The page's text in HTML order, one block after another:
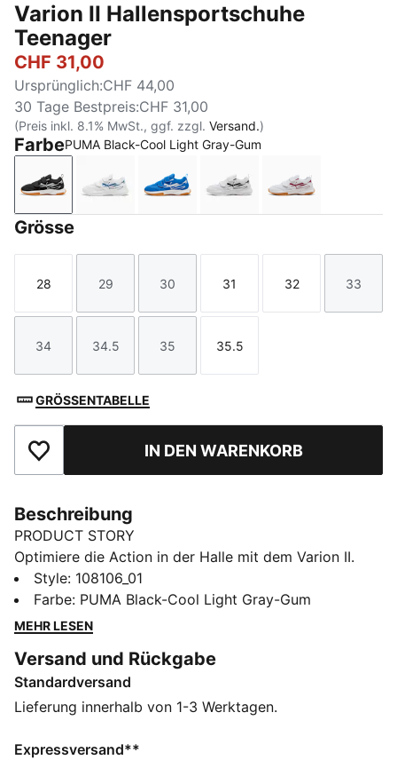
Varion II Hallensportschuhe
Teenager
CHF 31,00
Ursprünglich:CHF 44,00
30 Tage Bestpreis:CHF 31,00
(Preis inkl. 8.1% MwSt., ggf. zzgl. Versand.)
FarbePUMA Black-Cool Light Gray-Gum
PUMA Black-Cool Light Gray-Gum
PUMA White-Blue Horizon
PUMA Team Royal-PUMA White-
PUMA White-PUMA
PUMA White-
Grösse
Größe
28
Größe
29
Größe
30
Größe
31
Größe
32
Größe
33
Größe
34
Größe
34.5
Größe
35
Größe
35.5
GRÖSSENTABELLE
Zu Favoriten hinzufügenIN DEN WARENKORB
Beschreibung
PRODUCT STORY
Optimiere die Action in der Halle mit dem Varion II.
Variofoam dämpft jeden Schritt, während Variomesh
die Füße kühl hält. Ein Stützrahmen bietet zusätzlichen
Halt für schnelle Cuts und Sprünge. SOFTFOAM+
den Ball fokussieren kannst.
FEATURES + VORTEILE
Das Obermaterial der Schuhe besteht zu mindestens
SOFTFOAM+: Komfort-Innensohle zum Reinschlüpfen,
Style: 108106_01
Farbe: PUMA Black-Cool Light Gray-Gum
MEHR LESEN
Versand und Rückgabe
Standardversand
Lieferung innerhalb von 1-3 Werktagen.
Expressversand**